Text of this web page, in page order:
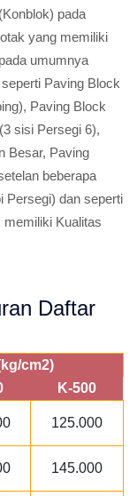
pada
yang memiliki
umumnya
Paving Block
Paving Block
sisi Persegi 6),
Besar, Paving
beberapa
Persegi) dan seperti
memiliki Kualitas
Daftar
cm2)
K-500
125.000
145.000